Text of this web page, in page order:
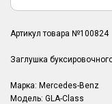
Артикул товара №100824
Заглушка
Марка: Mercedes-Benz
Модель: GLA-Class